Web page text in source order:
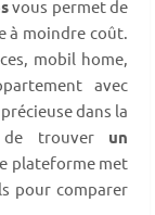
vous permet de
à moindre coût.
mobil home,
avec
dans la
de trouver un
plateforme met
pour comparer